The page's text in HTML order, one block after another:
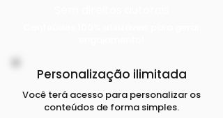
Personalização ilimitada
Você terá acesso para personalizar os
conteúdos de forma simples.